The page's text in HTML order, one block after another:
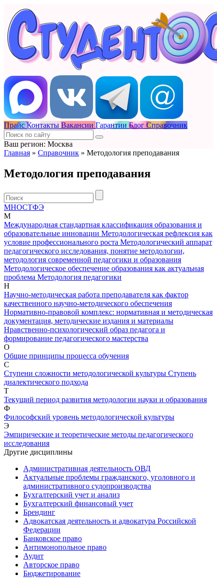
Прайс Контакты Вакансии Гарантии Блог Справочник
Ваш регион: Москва
Главная » Справочник » Методология преподавания
Методология преподавания
МНОСТФЭ
М
Международная стандартная классификация образования и
образовательные инновации Методологическая рефлексия как
условие профессионального роста Методологический аппарат
педагогического исследования, понятие методологии,
методология современной педагогики и образования
Методологическое обеспечение образования как актуальная
проблема Методология педагогики
Н
Научно-методическая работа преподавателя как фактор
качественного научно-методического обеспечения
Нормативно-правовой комплекс: нормативная и методическая
документация, методические издания и материалы
Нравственно-психологический образ педагога и
формирование педагогического мастерства
О
Общие принципы процесса обучения
С
Ступени сложности методологической культуры Ступень
диалектического подхода
Т
Текущий период развития методологии науки и образования
Ф
Философский уровень методологической культуры
Э
Эмпирические и теоретические методы педагогического
исследования
Другие дисциплины
Административная деятельность ОВД
Актуальные проблемы гражданского, уголовного и
административного судопроизводства
Бухгалтерский учет и анализ
Бухгалтерский финансовый учет
Брендинг
Адвокатская деятельность и адвокатура Российской
Федерации
Банковское право
Антимонопольное право
Аудит
Авторское право
Бюджетирование